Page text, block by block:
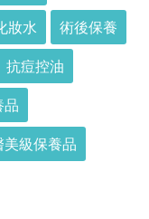
妝水 術後保養
抗痘控油
品
美級保養品